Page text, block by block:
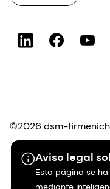
Aviso legal
Esta página se
mediante
©2026 dsm-
Protección de datos